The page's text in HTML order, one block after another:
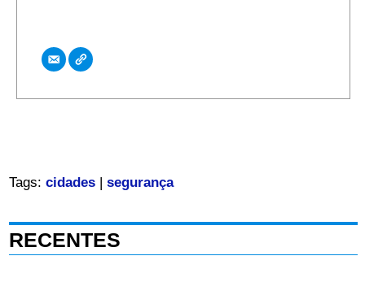
Tags: cidades| segurança
RECENTES